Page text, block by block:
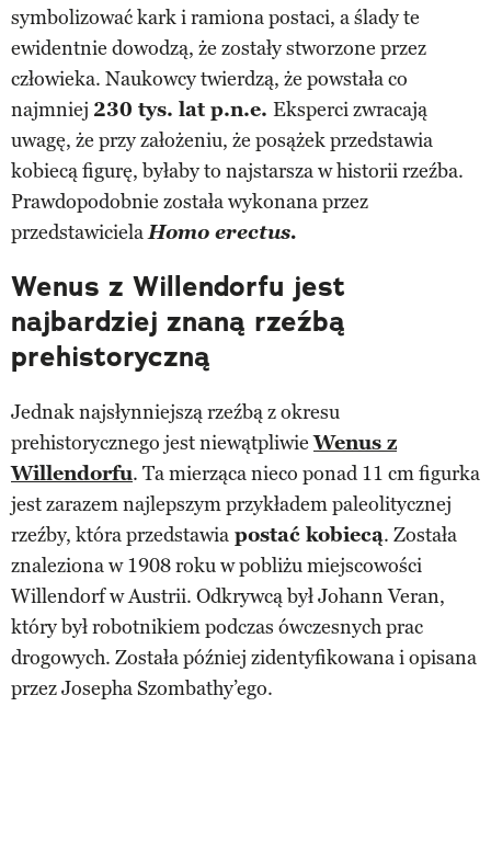
symbolizować kark i ramiona postaci, a ślady te
ewidentnie dowodzą, że zostały stworzone przez
człowieka. Naukowcy twierdzą, że powstała co
najmniej 230 tys. lat p.n.e. Eksperci zwracają
uwagę, że przy założeniu, że posążek przedstawia
kobiecą figurę, byłaby to najstarsza w historii rzeźba.
Prawdopodobnie została wykonana przez
przedstawicielaHomo erectus.
Wenus z Willendorfu jest
najbardziej znaną rzeźbą
prehistoryczną
Jednak najsłynniejszą rzeźbą z okresu
prehistorycznego jest niewątpliwieWenus z
Willendorfu. Ta mierząca nieco ponad 11 cm figurka
jest zarazem najlepszym przykładem paleolitycznej
rzeźby, która przedstawia postać kobiecą. Została
znaleziona w 1908 roku w pobliżu miejscowości
Willendorf w Austrii. Odkrywcą był Johann Veran,
który był robotnikiem podczas ówczesnych prac
drogowych. Została później zidentyfikowana i opisana
przez Josepha Szombathy’ego.